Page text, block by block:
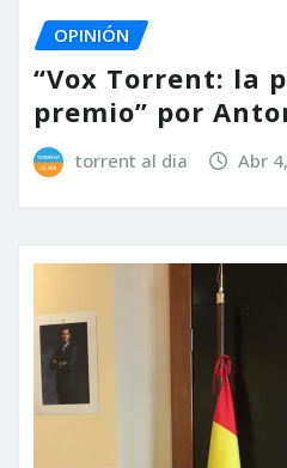
OPINIÓN
“Vox Torrent: la
premio” por
torrent al dia Abr